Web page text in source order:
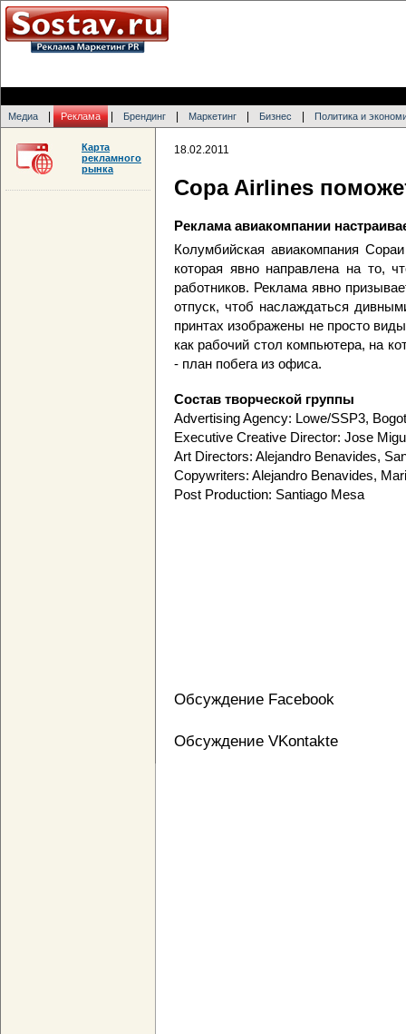
Медиа Реклама Брендинг Маркетинг Бизнес Политика и
18.02.2011
Copa Airlines
Реклама авиакомпании
Колумбийская авиакомпания
которая явно направлена на то,
работников. Реклама явно
отпуск, чтоб наслаждаться
принтах изображены не просто
как рабочий стол компьютера, на
- план побега из офиса.
Состав творческой группы
Advertising Agency: Lowe/SSP3,
Executive Creative Director: Jose
Art Directors: Alejandro Benavides,
Copywriters: Alejandro Benavides,
Post Production: Santiago Mesa
Обсуждение Facebook
Обсуждение VKontakte
Карта
рекламного
рынка